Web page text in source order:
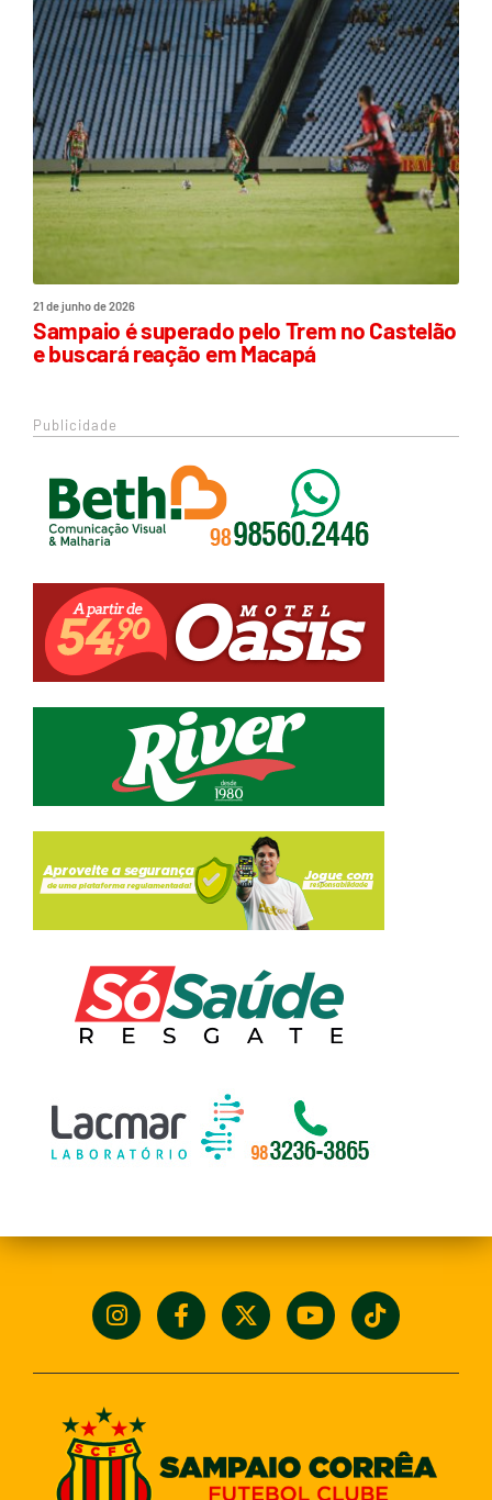
21 de junho de 2026
Sampaio é superado pelo Trem no Castelão
e buscará reação em Macapá
Publicidade